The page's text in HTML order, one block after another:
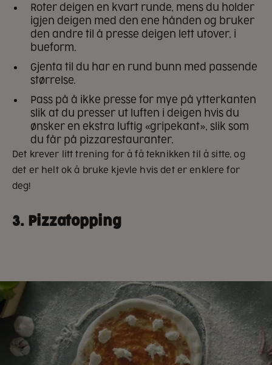
Roter deigen en kvart runde, mens du holder
igjen deigen med den ene hånden og bruker
den andre til å presse deigen lett utover, i
bueform.
Gjenta til du har en rund bunn med passende
størrelse.
Pass på å ikke presse for mye på ytterkanten
slik at du presser ut luften i deigen hvis du
ønsker en ekstra luftig «gripekant», slik som
du får på pizzarestauranter.
Det krever litt trening for å få teknikken til å sitte, og
det er helt ok å bruke kjevle hvis det er enklere for
deg!
3. Pizzatopping